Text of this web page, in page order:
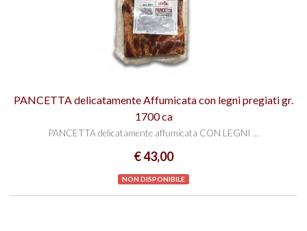
PANCETTA delicatamente Affumicata con legni pregiati gr.
1700 ca
PANCETTA delicatamente affumicata CON LEGNI ...
€ 43,00
NON DISPONIBILE